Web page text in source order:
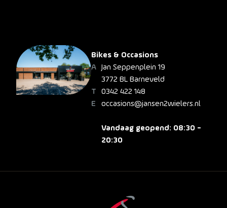
Bikes & Occasions
Jan Seppenplein 19
3772 BL Barneveld
0342 422 148
occasions@jansen2wielers.nl
Vandaag geopend: 08:30 -
20:30